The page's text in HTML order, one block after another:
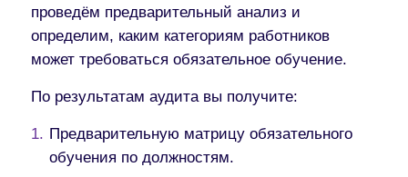
проведём предварительный анализ и
определим, каким категориям работников
может требоваться обязательное обучение.
По результатам аудита вы получите:
Предварительную матрицу обязательного
обучения по должностям.